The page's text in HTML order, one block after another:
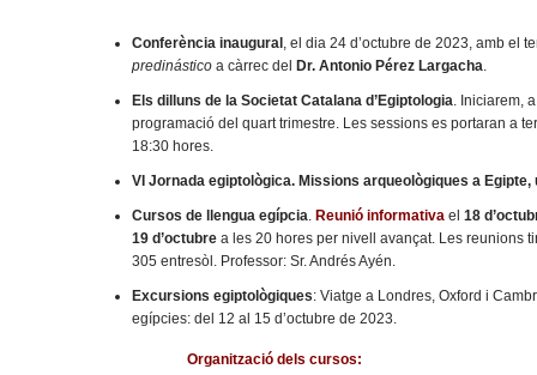
Conferència inaugural , el dia 24 d’octubre de 2023, amb el
predinástico a càrrec del Dr. Antonio Pérez Largacha.
Els dilluns de la Societat Catalana d’Egiptologia. Iniciarem,
programació del quart trimestre. Les sessions es portaran a
18:30 hores.
VI Jornada egiptològica. Missions arqueològiques a
Cursos de llengua egípcia. Reunió informativa el 18
19 d’octubre a les 20 hores per nivell avançat. Les reunions
305 entresòl. Professor: Sr. Andrés Ayén.
Excursions egiptològiques: Viatge a Londres, Oxford i
egípcies: del 12 al 15 d’octubre de 2023.
Organització dels cursos: